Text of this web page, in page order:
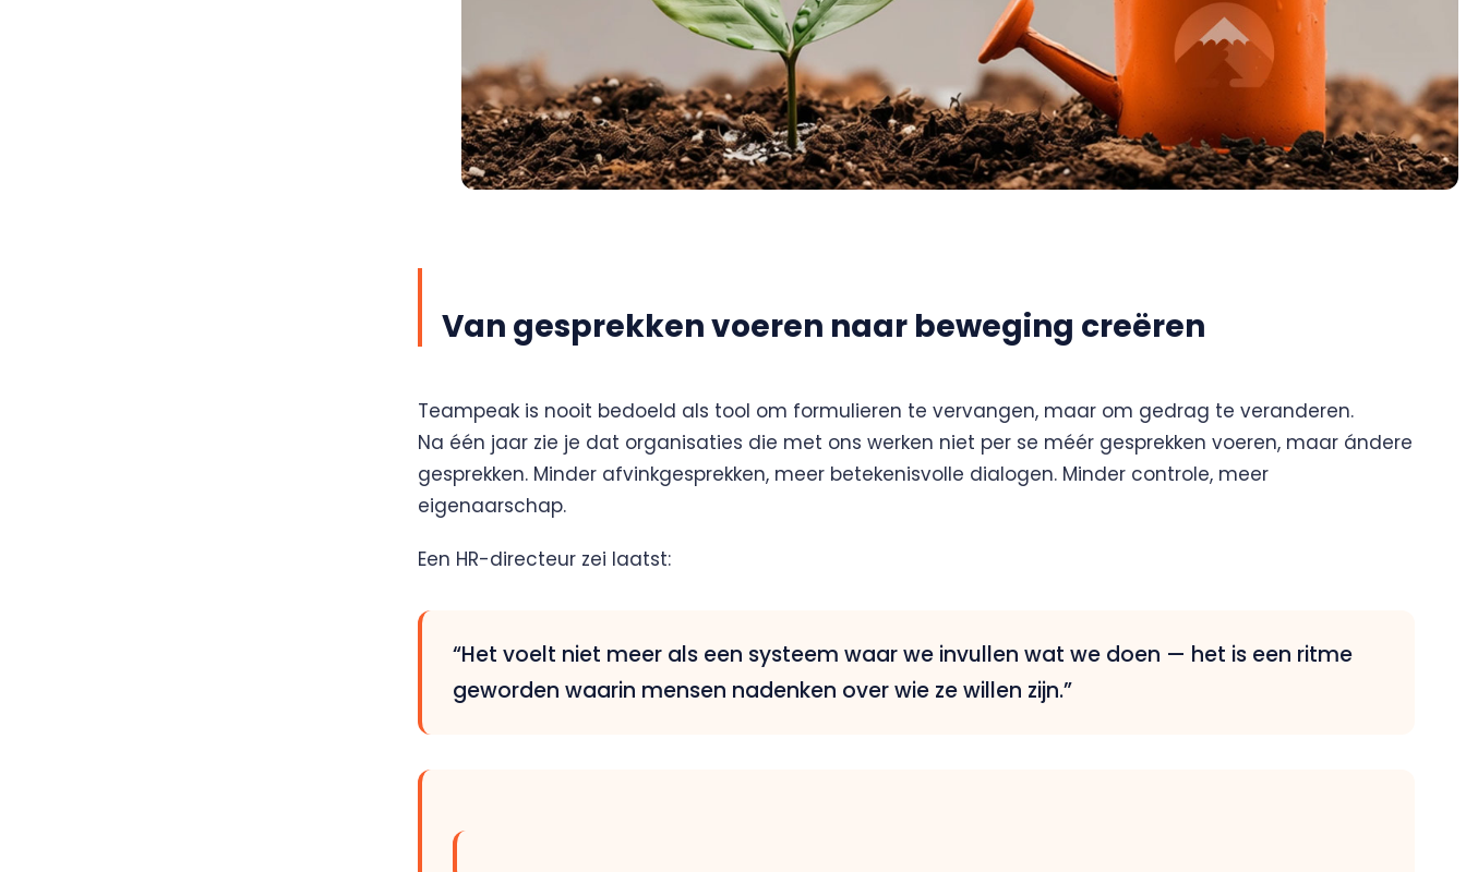
Van gesprekken voeren naar beweging creëren
Teampeak is nooit bedoeld als tool om formulieren te vervangen, maar om gedrag te veranderen.
Na één jaar zie je dat organisaties die met ons werken niet per se méér gesprekken voeren, maar ándere
gesprekken. Minder afvinkgesprekken, meer betekenisvolle dialogen. Minder controle, meer
eigenaarschap.
Een HR-directeur zei laatst:
“Het voelt niet meer als een systeem waar we invullen wat we doen — het is een ritme
geworden waarin mensen nadenken over wie ze willen zijn.”